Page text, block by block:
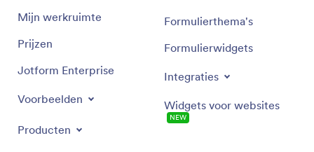
Mijn werkruimte
Prijzen
Jotform Enterprise
Voorbeelden
Producten
Formulierthema's
Formulierwidgets
Integraties
Widgets voor websites
NEW